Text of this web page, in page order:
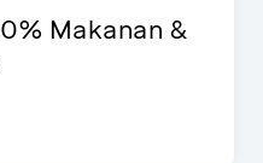
Makanan &